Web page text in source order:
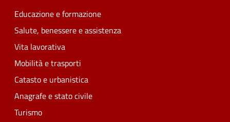
Educazione e formazione
Salute, benessere e assistenza
Vita lavorativa
Mobilità e trasporti
Catasto e urbanistica
Anagrafe e stato civile
Turismo